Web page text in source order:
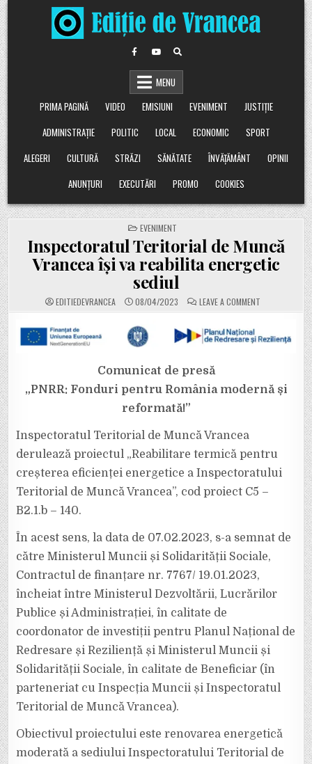
Skip
to
content
MENU
PRIMA PAGINĂ
VIDEO EMISIUNI EVENIMENT
JUSTIȚIE
ADMINISTRAȚIE
POLITIC LOCAL ECONOMIC
SPORT
ALEGERI
CULTURĂ STRĂZI SĂNĂTATE ÎNVĂȚĂMÂNT
OPINII
ANUNȚURI
EXECUTĂRI PROMO COOKIES
POSTED
IN
EVENIMENT
Inspectoratul Teritorial de Muncă
Vrancea își va reabilita energetic
sediul
EDITIEDEVRANCEA 08/04/2023 LEAVE A COMMENTON
MUNCĂ
VRANCEA
SEDIUL
Comunicat de presă
„PNRR: Fonduri pentru România modernă și
reformată!”
Inspectoratul Teritorial de Muncă Vrancea
derulează proiectul „Reabilitare termică pentru
creșterea eficienței energetice a Inspectoratului
Teritorial de Muncă Vrancea”, cod proiect C5 –
B2.1.b – 140.
În acest sens, la data de 07.02.2023, s-a semnat de
către Ministerul Muncii și Solidarității Sociale,
Contractul de finanțare nr. 7767/ 19.01.2023,
încheiat între Ministerul Dezvoltării, Lucrărilor
Publice și Administrației, în calitate de
coordonator de investiții pentru Planul Național de
Redresare și Reziliență și Ministerul Muncii și
Solidarității Sociale, în calitate de Beneficiar (în
parteneriat cu Inspecția Muncii și Inspectoratul
Teritorial de Muncă Vrancea).
Obiectivul proiectului este renovarea energetică
moderată a sediului Inspectoratului Teritorial de